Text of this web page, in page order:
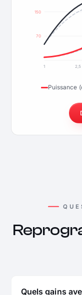
70
150
1 2,5
Puissance
Quels gains